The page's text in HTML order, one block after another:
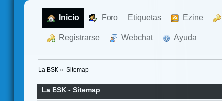
Inicio Foro Etiquetas Ezine
Registrarse Webchat Ayuda
La BSK » Sitemap
La BSK - Sitemap